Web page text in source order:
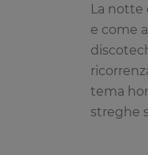
La notte
e come
tema
streghe